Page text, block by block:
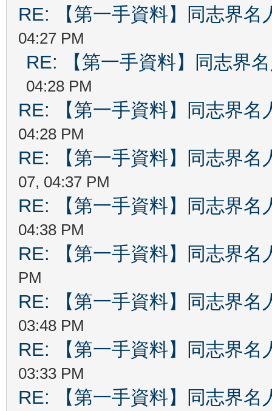
RE: 【第一手資料】同志界名
04:27 PM
RE: 【第一手資料】同志界
04:28 PM
RE: 【第一手資料】同志界名
04:28 PM
RE: 【第一手資料】同志界名
07, 04:37 PM
RE: 【第一手資料】同志界名
04:38 PM
RE: 【第一手資料】同志界名
PM
RE: 【第一手資料】同志界名
03:48 PM
RE: 【第一手資料】同志界名
03:33 PM
RE: 【第一手資料】同志界名